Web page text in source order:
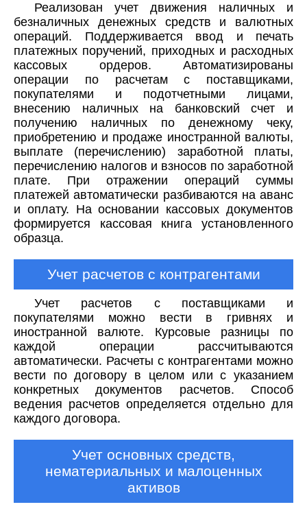
Реализован учет движения наличных и
безналичных денежных средств и валютных
операций. Поддерживается ввод и печать
платежных поручений, приходных и расходных
кассовых ордеров. Автоматизированы
операции по расчетам с поставщиками,
покупателями и подотчетными лицами,
внесению наличных на банковский счет и
получению наличных по денежному чеку,
приобретению и продаже иностранной валюты,
выплате (перечислению) заработной платы,
перечислению налогов и взносов по заработной
плате. При отражении операций суммы
платежей автоматически разбиваются на аванс
и оплату. На основании кассовых документов
формируется кассовая книга установленного
образца.
Учет расчетов с контрагентами
Учет расчетов с поставщиками и
покупателями можно вести в гривнях и
иностранной валюте. Курсовые разницы по
каждой операции рассчитываются
автоматически. Расчеты с контрагентами можно
вести по договору в целом или с указанием
конкретных документов расчетов. Способ
ведения расчетов определяется отдельно для
каждого договора.
Учет основных средств,
нематериальных и малоценных
активов